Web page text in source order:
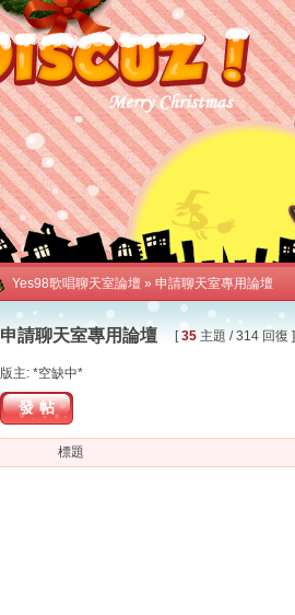
Yes98歌唱聊天室論壇 » 申請聊天室專用論壇
申請聊天室專用論壇 [35 主題 / 314 回復 ]
版主: *空缺中*
發帖
標題